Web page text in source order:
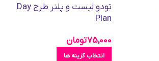
تودو لیست و پلنر طرح Day
Plan
75,000تومان
انتخاب گزینه ها